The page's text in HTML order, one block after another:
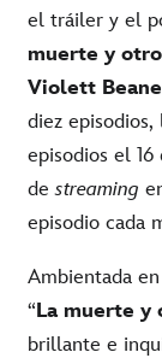
el tráiler y el
muerte y
Violett Beane
diez
episodios el
destreaming
episodio cada
Ambientada
“La muerte y
brillante e